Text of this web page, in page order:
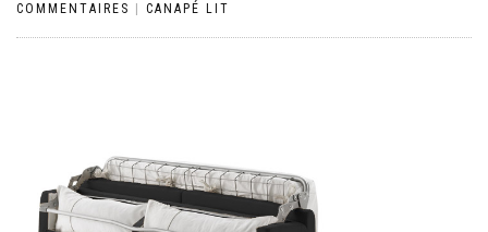
COMMENTAIRES
CANAPÉ LIT